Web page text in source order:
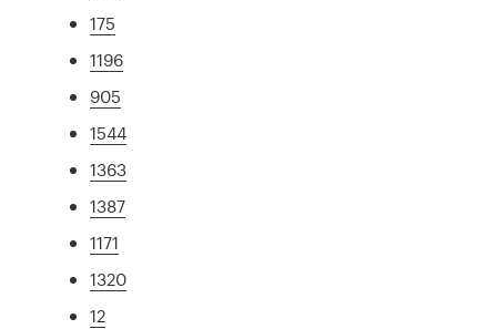
175
1196
905
1544
1363
1387
1171
1320
12